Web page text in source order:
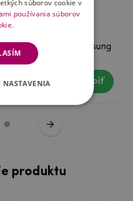
sklo na mobil Samsung
A31
Kúpiť
produktu
súborov cookie v
používania súborov
NASTAVENIA